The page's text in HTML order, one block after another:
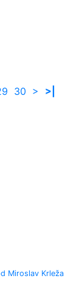
30 > >|
Miroslav Krleža